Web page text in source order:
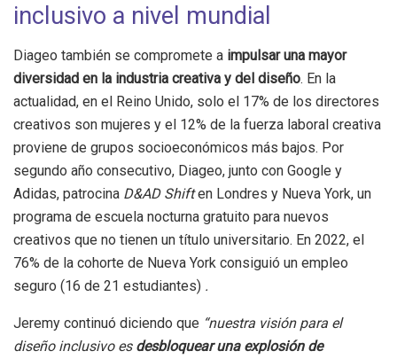
inclusivo a nivel mundial
Diageo también se compromete a impulsar una mayor
diversidad en la industria creativa y del diseño. En la
actualidad, en el Reino Unido, solo el 17% de los directores
creativos son mujeres y el 12% de la fuerza laboral creativa
proviene de grupos socioeconómicos más bajos. Por
segundo año consecutivo, Diageo, junto con Google y
Adidas, patrocina D&AD Shiften Londres y Nueva York, un
programa de escuela nocturna gratuito para nuevos
creativos que no tienen un título universitario. En 2022, el
76% de la cohorte de Nueva York consiguió un empleo
seguro (16 de 21 estudiantes) .
Jeremy continuó diciendo que “nuestra visión para el
diseño inclusivo es desbloquear una explosión de